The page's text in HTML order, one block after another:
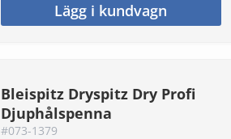
Lägg i kundvagn
Bleispitz Dryspitz Dry Profi
Djuphålspenna
#073-1379